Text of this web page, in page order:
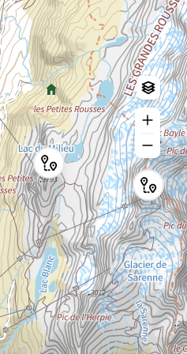
Create an account